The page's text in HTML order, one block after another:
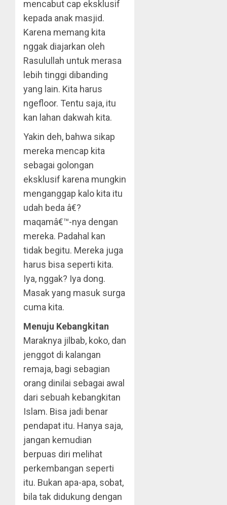
mencabut cap eksklusif
kepada anak masjid.
Karena memang kita
nggak diajarkan oleh
Rasulullah untuk merasa
lebih tinggi dibanding
yang lain. Kita harus
ngefloor. Tentu saja, itu
kan lahan dakwah kita.
Yakin deh, bahwa sikap
mereka mencap kita
sebagai golongan
eksklusif karena mungkin
menganggap kalo kita itu
udah beda â€?
maqamâ€™-nya dengan
mereka. Padahal kan
tidak begitu. Mereka juga
harus bisa seperti kita.
Iya, nggak? Iya dong.
Masak yang masuk surga
cuma kita.
Menuju Kebangkitan
Maraknya jilbab, koko, dan
jenggot di kalangan
remaja, bagi sebagian
orang dinilai sebagai awal
dari sebuah kebangkitan
Islam. Bisa jadi benar
pendapat itu. Hanya saja,
jangan kemudian
berpuas diri melihat
perkembangan seperti
itu. Bukan apa-apa, sobat,
bila tak didukung dengan